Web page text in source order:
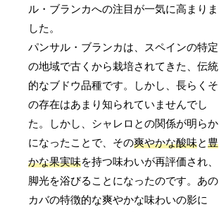
ル・ブランカへの注目が一気に高まりま
した。
パンサル・ブランカは、スペインの特定
の地域で古くから栽培されてきた、伝統
的なブドウ品種です。しかし、長らくそ
の存在はあまり知られていませんでし
た。しかし、シャレロとの関係が明らか
になったことで、その爽やかな酸味と豊
かな果実味を持つ味わいが再評価され、
脚光を浴びることになったのです。あの
カバの特徴的な爽やかな味わいの影に